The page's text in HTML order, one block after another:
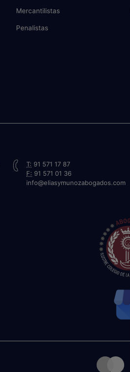
Mercantilistas
Penalistas
T: 91 571 17 87
F: 91 571 01 36
info@eliasymunozabogados.com